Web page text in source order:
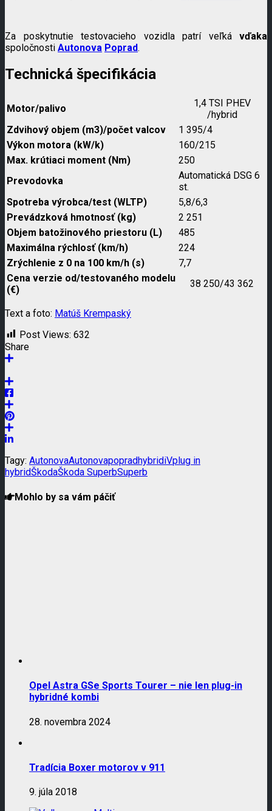
Za poskytnutie testovacieho vozidla patrí veľká vďaka
spoločnosti Autonova Poprad.
Technická špecifikácia
Motor/palivo
1,4 TSI PHEV
/hybrid
Zdvihový objem (m3)/počet valcov
1 395/4
Výkon motora (kW/k)
160/215
Max. krútiaci moment (Nm)
250
Prevodovka
Automatická DSG 6
st.
Spotreba výrobca/test (WLTP)
5,8/6,3
Prevádzková hmotnosť (kg)
2 251
Objem batožinového priestoru (L)
485
Maximálna rýchlosť (km/h)
224
Zrýchlenie z 0 na 100 km/h (s)
7,7
Cena verzie od/testovaného modelu
(€)
38 250/43 362
Text a foto: Matúš Krempaský
Post Views: 632
Share
Tagy: AutonovaAutonovapoprad hybridiVplug in
hybridŠkodaŠkoda SuperbSuperb
Mohlo by sa vám páčiť
Opel Astra GSe Sports Tourer – nie len plug-in
hybridné kombi
28. novembra 2024
Tradícia Boxer motorov v 911
9. júla 2018